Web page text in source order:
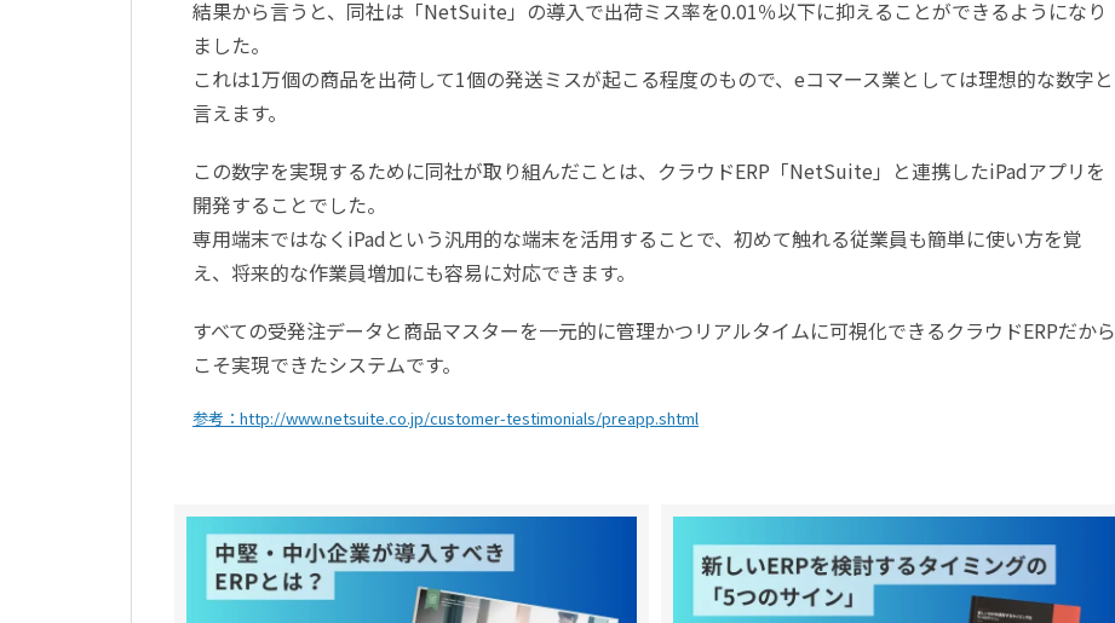
結果から言うと、同社は「NetSuite」の導入で出荷ミス率を0.01％以下に抑えることができるようになり
ました。
これは1万個の商品を出荷して1個の発送ミスが起こる程度のもので、eコマース業としては理想的な数字と
言えます。
この数字を実現するために同社が取り組んだことは、クラウドERP「NetSuite」と連携したiPadアプリを
開発することでした。
専用端末ではなくiPadという汎用的な端末を活用することで、初めて触れる従業員も簡単に使い方を覚
え、将来的な作業員増加にも容易に対応できます。
すべての受発注データと商品マスターを一元的に管理かつリアルタイムに可視化できるクラウドERPだから
こそ実現できたシステムです。
参考：http://www.netsuite.co.jp/customer-testimonials/preapp.shtml